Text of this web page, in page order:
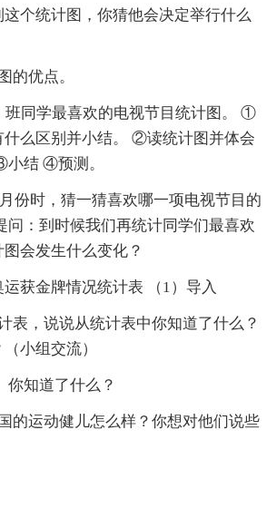
个统计图，你猜他会决定举行什么
的优点。
班同学最喜欢的电视节目统计图。 ①
什么区别并小结。 ②读统计图并体会
结 ④预测。
份时，猜一猜喜欢哪一项电视节目的
问：到时候我们再统计同学们最喜欢
会发生什么变化？
金牌情况统计表 （1）导入
表，说说从统计表中你知道了什么？
小组交流）
你知道了什么？
的运动健儿怎么样？你想对他们说些